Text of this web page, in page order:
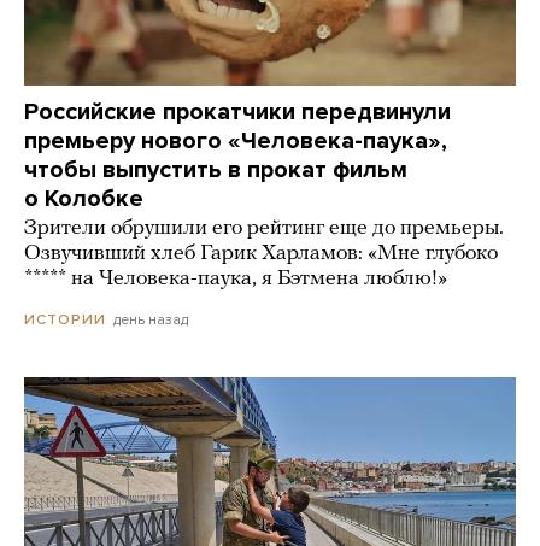
Российские прокатчики передвинули
премьеру нового «Человека-паука»,
чтобы выпустить в прокат фильм
о Колобке
Зрители обрушили его рейтинг еще до премьеры.
Озвучивший хлеб Гарик Харламов: «Мне глубоко
***** на Человека-паука, я Бэтмена люблю!»
ИСТОРИИ день назад